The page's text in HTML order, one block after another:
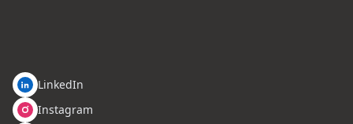
LinkedIn
Instagram